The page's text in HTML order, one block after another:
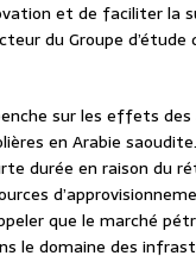
et de faciliter la
du Groupe
sur les effets
en Arabie
durée en raison du
que le marché
le domaine des